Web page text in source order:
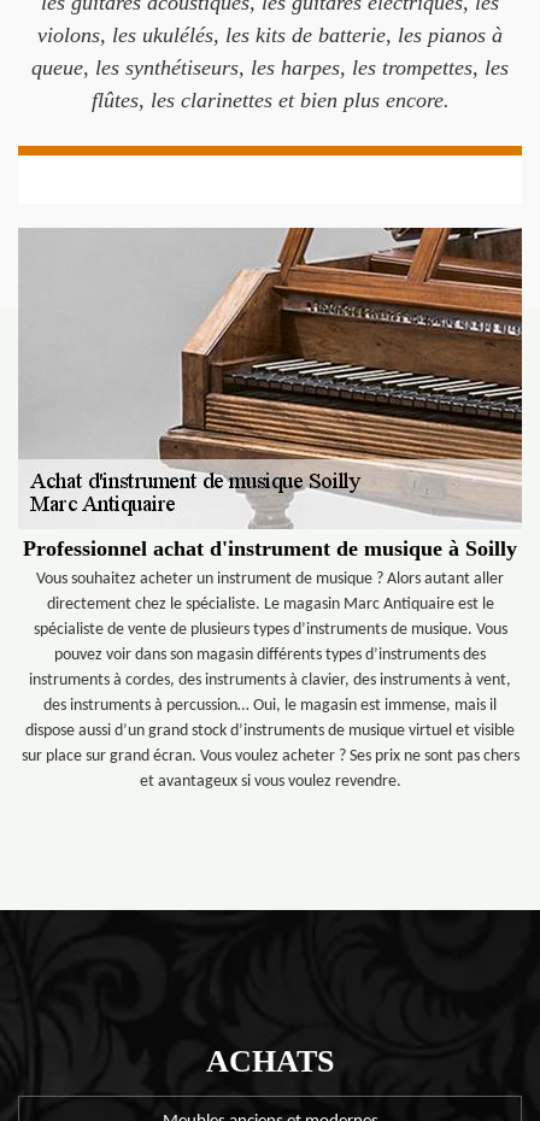
violons, les ukulélés, les kits de batterie, les pianos à
queue, les synthétiseurs, les harpes, les trompettes, les
flûtes, les clarinettes et bien plus encore.
Professionnel achat d'instrument de musique à Soilly
Vous souhaitez acheter un instrument de musique ? Alors autant aller
directement chez le spécialiste. Le magasin Marc Antiquaire est le
spécialiste de vente de plusieurs types d’instruments de musique. Vous
pouvez voir dans son magasin différents types d’instruments des
instruments à cordes, des instruments à clavier, des instruments à vent,
des instruments à percussion… Oui, le magasin est immense, mais il
dispose aussi d’un grand stock d’instruments de musique virtuel et visible
sur place sur grand écran. Vous voulez acheter ? Ses prix ne sont pas chers
et avantageux si vous voulez revendre.
ACHATS